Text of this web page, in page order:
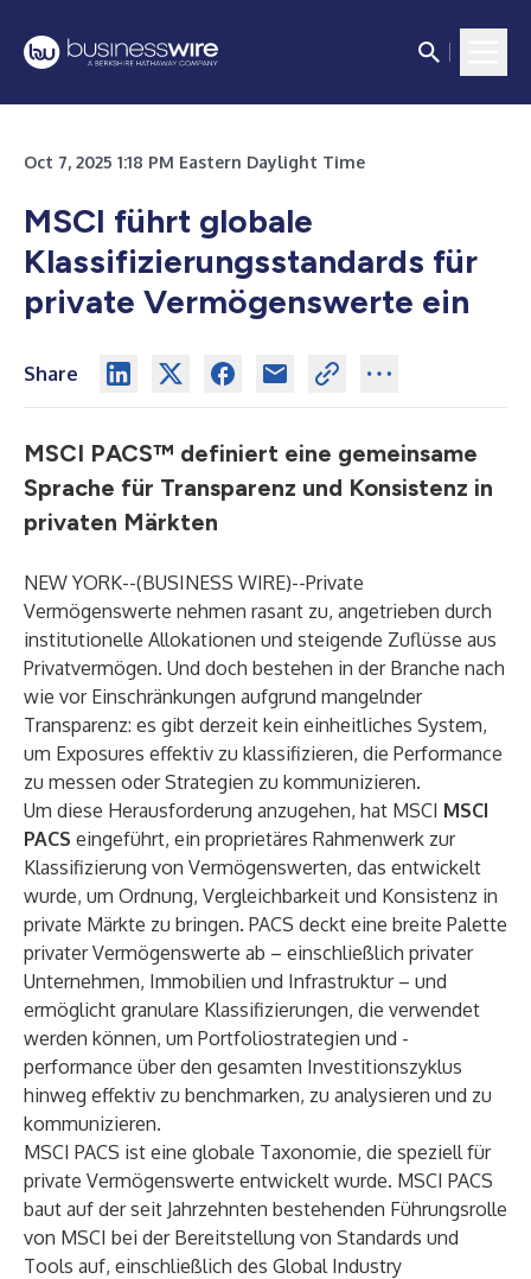
Oct 7, 2025 1:18 PM Eastern Daylight Time
MSCI führt globale
Klassifizierungsstandards für
private Vermögenswerte ein
Share
MSCI PACS™ definiert eine gemeinsame
Sprache für Transparenz und Konsistenz in
privaten Märkten
NEW YORK--(BUSINESS WIRE)--Private
Vermögenswerte nehmen rasant zu, angetrieben durch
institutionelle Allokationen und steigende Zuflüsse aus
Privatvermögen. Und doch bestehen in der Branche nach
wie vor Einschränkungen aufgrund mangelnder
Transparenz: es gibt derzeit kein einheitliches System,
um Exposures effektiv zu klassifizieren, die Performance
zu messen oder Strategien zu kommunizieren.
Um diese Herausforderung anzugehen, hat MSCI MSCI
PACS eingeführt, ein proprietäres Rahmenwerk zur
Klassifizierung von Vermögenswerten, das entwickelt
wurde, um Ordnung, Vergleichbarkeit und Konsistenz in
private Märkte zu bringen. PACS deckt eine breite Palette
privater Vermögenswerte ab – einschließlich privater
Unternehmen, Immobilien und Infrastruktur – und
ermöglicht granulare Klassifizierungen, die verwendet
werden können, um Portfoliostrategien und -
performance über den gesamten Investitionszyklus
hinweg effektiv zu benchmarken, zu analysieren und zu
kommunizieren.
MSCI PACS ist eine globale Taxonomie, die speziell für
private Vermögenswerte entwickelt wurde. MSCI PACS
baut auf der seit Jahrzehnten bestehenden Führungsrolle
von MSCI bei der Bereitstellung von Standards und
Tools auf, einschließlich des Global Industry